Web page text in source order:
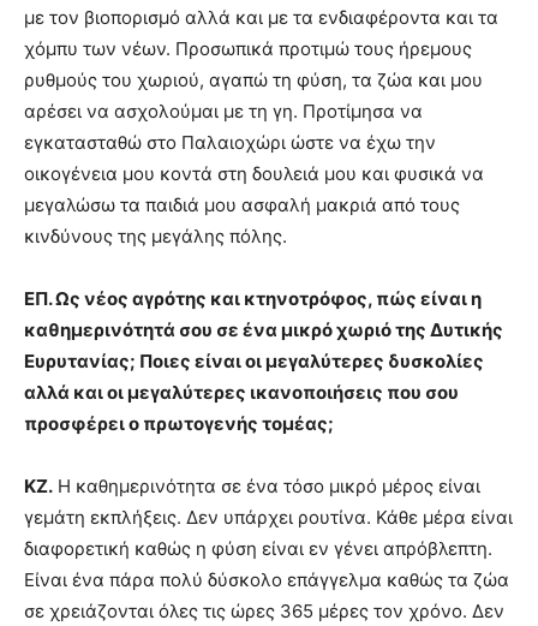
με τον βιοπορισμό αλλά και με τα ενδιαφέροντα και τα
χόμπυ των νέων. Προσωπικά προτιμώ τους ήρεμους
ρυθμούς του χωριού, αγαπώ τη φύση, τα ζώα και μου
αρέσει να ασχολούμαι με τη γη. Προτίμησα να
εγκατασταθώ στο Παλαιοχώρι ώστε να έχω την
οικογένεια μου κοντά στη δουλειά μου και φυσικά να
μεγαλώσω τα παιδιά μου ασφαλή μακριά από τους
κινδύνους της μεγάλης πόλης.
ΕΠ. Ως νέος αγρότης και κτηνοτρόφος, πώς είναι η
καθημερινότητά σου σε ένα μικρό χωριό της Δυτικής
Ευρυτανίας; Ποιες είναι οι μεγαλύτερες δυσκολίες
αλλά και οι μεγαλύτερες ικανοποιήσεις που σου
προσφέρει ο πρωτογενής τομέας;
ΚΖ. Η καθημερινότητα σε ένα τόσο μικρό μέρος είναι
γεμάτη εκπλήξεις. Δεν υπάρχει ρουτίνα. Κάθε μέρα είναι
διαφορετική καθώς η φύση είναι εν γένει απρόβλεπτη.
Είναι ένα πάρα πολύ δύσκολο επάγγελμα καθώς τα ζώα
σε χρειάζονται όλες τις ώρες 365 μέρες τον χρόνο. Δεν